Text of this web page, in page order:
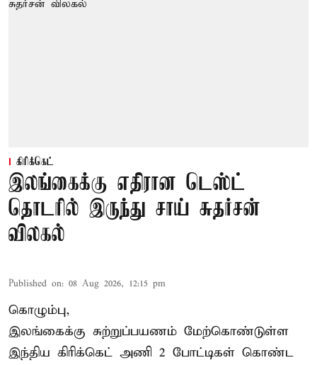
கிரிக்கெட்
இலங்கைக்கு எதிரான டெஸ்ட்
தொடரில் இருந்து சாய் சுதர்சன்
விலகல்
Published on: 08 Aug 2026, 12:15 pm
கொழும்பு,
இலங்கைக்கு சுற்றுப்பயணம் மேற்கொண்டுள்ள
இந்திய கிரிக்கெட் அணி 2 போட்டிகள் கொண்ட